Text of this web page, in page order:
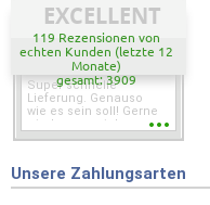
EXCELLENT
119 Rezensionen von
echten Kunden (letzte 12
Monate)
gesamt: 3909
Super schnelle
Lieferung. Genauso
wie es sein soll! Gerne
wieder wenn ich was
Unsere Zahlungsarten